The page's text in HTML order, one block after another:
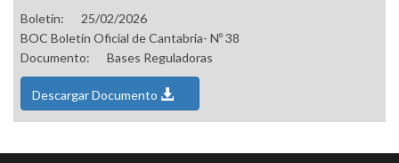
Boletín:
25/02/2026
BOC Boletín Oficial de Cantabria- Nº 38
Documento:
Bases Reguladoras
Descargar Documento